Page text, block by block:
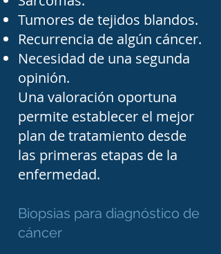
cuando existe sospecha de
un tumor maligno, una
biopsia positiva para
cáncer o cuando otro
médico recomienda una
valoración especializada.
También es recomendable
solicitar atención médica si
persistente, lesiones
cutáneas que cambian de
Tumores de tejidos blandos.
Recurrencia de algún cáncer.
Necesidad de una segunda
opinión.
Una valoración oportuna
permite establecer el mejor
plan de tratamiento desde
las primeras etapas de la
enfermedad.
Biopsias para diagnóstico de
cáncer